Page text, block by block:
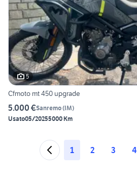
5
Cfmoto mt 450 upgrade
5.000 €Sanremo(IM)
Usato05/20255000 Km
1 2 3 4